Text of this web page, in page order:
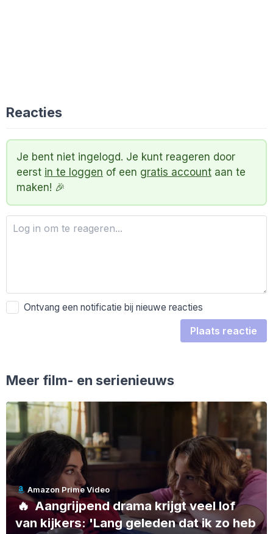
Reacties
Je bent niet ingelogd. Je kunt reageren door
eerst in te loggen of een gratis account aan te
maken! 🎉
Ontvang een notificatie bij nieuwe reacties
Plaats reactie
Meer film- en serienieuws
Amazon Prime Video
🔥Aangrijpend drama krijgt veel lof
van kijkers: 'Lang geleden dat ik zo heb